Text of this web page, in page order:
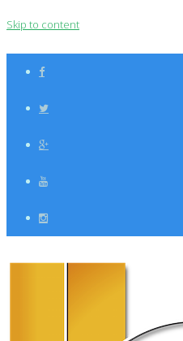
Skip to content